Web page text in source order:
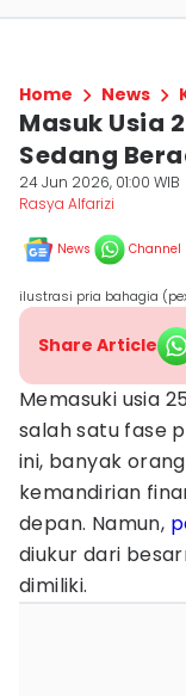
Home News
Masuk Usia
Sedang
24 Jun 2026, 01:00 WIB
Rasya Alfarizi
News Channel
ilustrasi pria bahagia
Share Article
Memasuki usia
salah satu fase
ini, banyak
kemandirian
depan. Namun,
diukur dari
dimiliki.